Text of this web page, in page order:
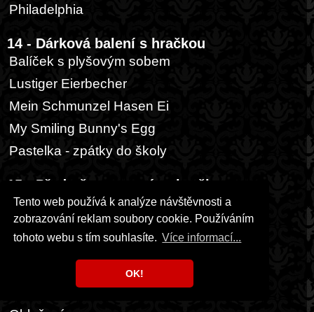
Tento web používá k analýze návštěvnosti a
zobrazování reklam soubory cookie. Používáním
tohoto webu s tím souhlasíte. Více informací...
OK!
Philadelphia
14 - Dárková balení s hračkou
Balíček s plyšovým sobem
Lustiger Eierbecher
Mein Schmunzel Hasen Ei
My Smiling Bunny's Egg
Pastelka - zpátky do školy
15 - Předměty, suvenýry, hračky
Figuren zum Sammeln und Spielen
Hračky